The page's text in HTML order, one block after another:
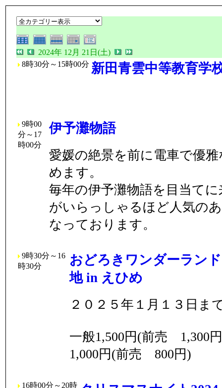
2024年 12月 21日(土)
8時30分～15時00分 新田青雲中等教育
9時00
分～17
時00分
伊予灘物語
愛媛の絶景を前に電車で優
めます。
毎年の伊予灘物語を目当て
がいらっしゃるほど人気の
なっております。
9時30分～16
時30分
おどろきワンダーラン
地 in えひめ
２０２５年１月１３日ま
一般1,500円(前売 1,300
1,000円(前売 800円)
16時00分～20時